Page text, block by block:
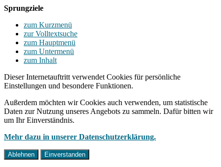
Sprungziele
zum Kurzmenü
zur Volltextsuche
zum Hauptmenü
zum Untermenü
zum Inhalt
Dieser Internetauftritt verwendet Cookies für persönliche
Einstellungen und besondere Funktionen.
Außerdem möchten wir Cookies auch verwenden, um statistische
Daten zur Nutzung unseres Angebots zu sammeln. Dafür bitten wir
um Ihr Einverständnis.
Mehr dazu in unserer Datenschutzerklärung.
Ablehnen Einverstanden